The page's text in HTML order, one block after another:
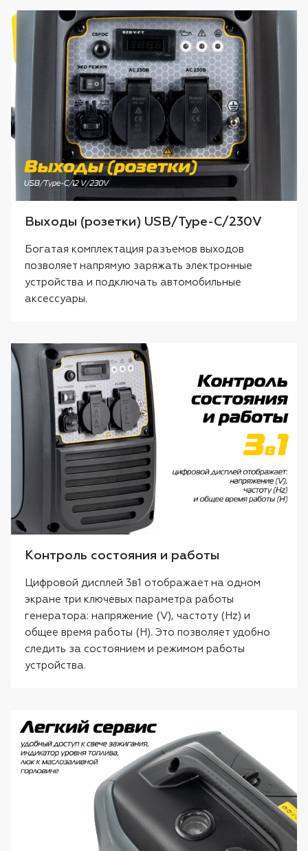
Выходы (розетки) USB/Type-C/230V
Богатая комплектация разъемов выходов
позволяет напрямую заряжать электронные
устройства и подключать автомобильные
аксессуары.
Контроль состояния и работы
Цифровой дисплей 3в1 отображает на одном
экране три ключевых параметра работы
генератора: напряжение (V), частоту (Hz) и
общее время работы (H). Это позволяет удобно
следить за состоянием и режимом работы
устройства.